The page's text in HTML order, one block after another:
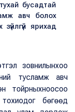
бусадтай
авч болох
ярихад
зовнилынхоо
тусламж авч
тойрныхноосоо
бөгөөд